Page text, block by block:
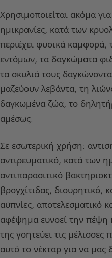
Χρησιμοποιείται ακόμα
ημικρανίες, κατά των
περιέχει φυσικά καμφορά,
εντόμων, τα δαγκώματα
τα σκυλιά τους
μαζεύουν λεβάντα, τη
δαγκωμένα ζώα, το
αμέσως.
Σε εσωτερική χρήση:
αντιρευματικό, κατά των
αντιπαρασιτικό
βρογχίτιδας, διουρητικό,
αϋπνίες, αποτελεσματικό
αφέψημα ευνοεί την πέψη
της γοητεύει τις
αυτό το νέκταρ για να μας